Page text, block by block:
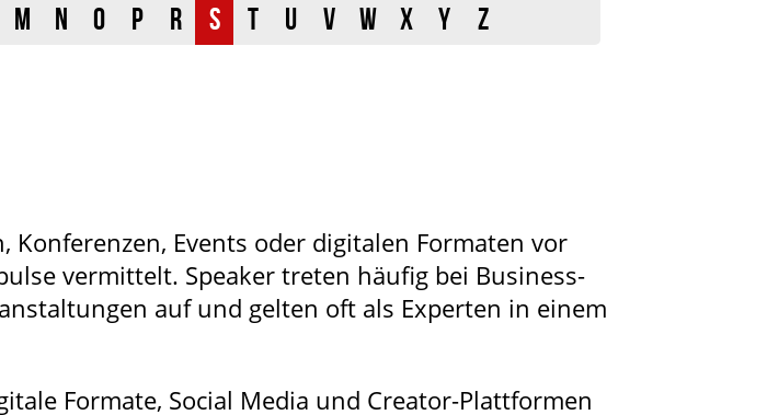
M N O P R S T U V W X Y Z
Konferenzen, Events oder digitalen Formaten vor
vermittelt. Speaker treten häufig bei Business-
auf und gelten oft als Experten in einem
Formate, Social Media und Creator-Plattformen